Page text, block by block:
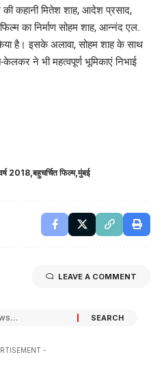
कहानी मितेश शाह, आदेश प्रसाद,
का निर्माण सोहम शाह, आन्नंद एल.
है। इसके अलावा, सोहम शाह के साथ
ने भी महत्वपूर्ण भूमिकाएं निभाई
2018 बहुचर्चित फिल्म मुंबई
LEAVE A COMMENT
-